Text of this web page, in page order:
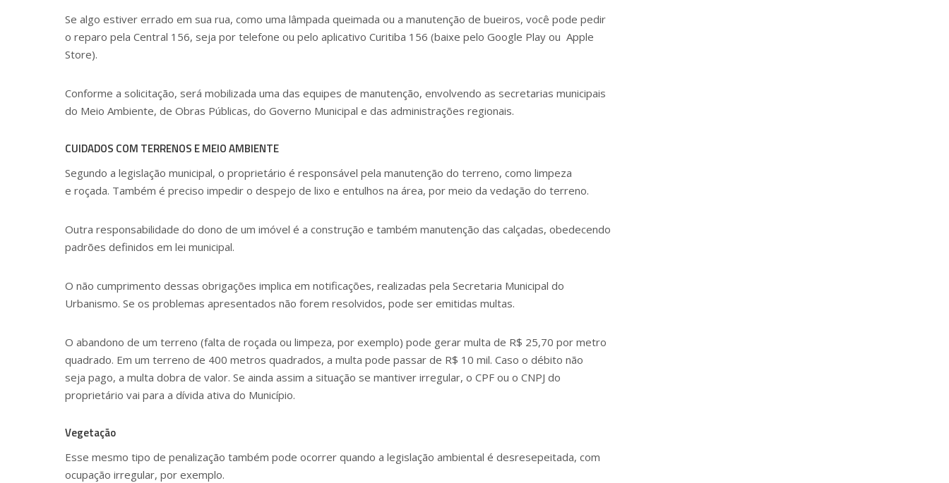
Se algo estiver errado em sua rua, como uma lâmpada queimada ou a manutenção de bueiros, você pode pedir
o reparo pela Central 156, seja por telefone ou pelo aplicativo Curitiba 156 (baixe pelo Google Play ou Apple
Store).
Conforme a solicitação, será mobilizada uma das equipes de manutenção, envolvendo as secretarias municipais
do Meio Ambiente, de Obras Públicas, do Governo Municipal e das administrações regionais.
CUIDADOS COM TERRENOS E MEIO AMBIENTE
Segundo a legislação municipal, o proprietário é responsável pela manutenção do terreno, como limpeza
e roçada. Também é preciso impedir o despejo de lixo e entulhos na área, por meio da vedação do terreno.
Outra responsabilidade do dono de um imóvel é a construção e também manutenção das calçadas, obedecendo
padrões definidos em lei municipal.
O não cumprimento dessas obrigações implica em notificações, realizadas pela Secretaria Municipal do
Urbanismo. Se os problemas apresentados não forem resolvidos, pode ser emitidas multas.
O abandono de um terreno (falta de roçada ou limpeza, por exemplo) pode gerar multa de R$ 25,70 por metro
quadrado. Em um terreno de 400 metros quadrados, a multa pode passar de R$ 10 mil. Caso o débito não
seja pago, a multa dobra de valor. Se ainda assim a situação se mantiver irregular, o CPF ou o CNPJ do
proprietário vai para a dívida ativa do Município.
Vegetação
Esse mesmo tipo de penalização também pode ocorrer quando a legislação ambiental é desresepeitada, com
ocupação irregular, por exemplo.